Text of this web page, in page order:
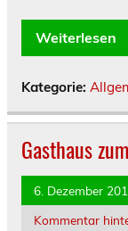
Weiterlesen
Kategorie:
Gasthaus
6. Dezember
Kommentar